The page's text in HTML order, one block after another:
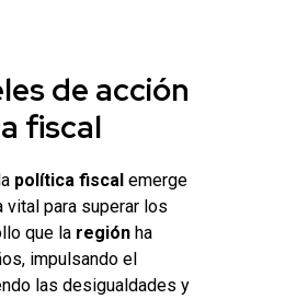
de acción
fiscal
política fiscalemerge
vital para superar los
que la regiónha
impulsando el
las desigualdades y